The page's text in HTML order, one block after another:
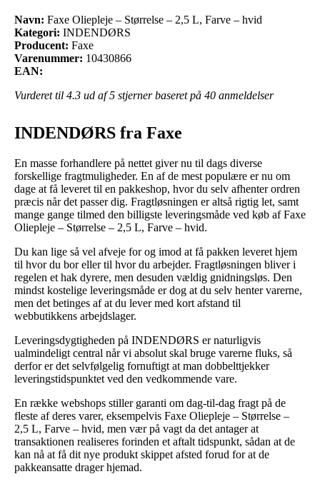
Navn: Faxe Oliepleje – Størrelse – 2,5 L, Farve – hvid
Kategori: INDENDØRS
Producent: Faxe
Varenummer: 10430866
EAN:
Vurderet til 4.3 ud af 5 stjerner baseret på 40 anmeldelser
INDENDØRS fra Faxe
En masse forhandlere på nettet giver nu til dags diverse
forskellige fragtmuligheder. En af de mest populære er nu om
dage at få leveret til en pakkeshop, hvor du selv afhenter ordren
præcis når det passer dig. Fragtløsningen er altså rigtig let, samt
mange gange tilmed den billigste leveringsmåde ved køb af Faxe
Oliepleje – Størrelse – 2,5 L, Farve – hvid.
Du kan lige så vel afveje for og imod at få pakken leveret hjem
til hvor du bor eller til hvor du arbejder. Fragtløsningen bliver i
regelen et hak dyrere, men desuden vældig gnidningsløs. Den
mindst kostelige leveringsmåde er dog at du selv henter varerne,
men det betinges af at du lever med kort afstand til
webbutikkens arbejdslager.
Leveringsdygtigheden på INDENDØRS er naturligvis
ualmindeligt central når vi absolut skal bruge varerne fluks, så
derfor er det selvfølgelig fornuftigt at man dobbelttjekker
leveringstidspunktet ved den vedkommende vare.
En række webshops stiller garanti om dag-til-dag fragt på de
fleste af deres varer, eksempelvis Faxe Oliepleje – Størrelse –
2,5 L, Farve – hvid, men vær på vagt da det antager at
transaktionen realiseres forinden et aftalt tidspunkt, sådan at de
kan nå at få dit nye produkt skippet afsted forud for at de
pakkeansatte drager hjemad.